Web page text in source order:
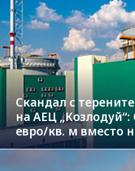
Скандал с
на АЕЦ
евро/кв. м вместо